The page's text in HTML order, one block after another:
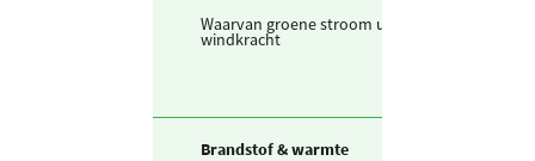
Waarvan groene stroom uit
windkracht
Brandstof & warmte